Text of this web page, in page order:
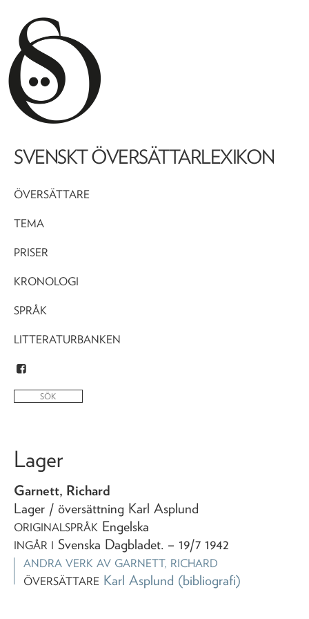
SVENSKT ÖVERSÄTTARLEXIKON
ÖVERSÄTTARE
TEMA
PRISER
KRONOLOGI
SPRÅK
LITTERATURBANKEN
Lager
Garnett, Richard
Lager / översättning Karl Asplund
ORIGINALSPRÅK Engelska
INGÅR I Svenska Dagbladet. – 19/7 1942
ANDRA VERK AV GARNETT, RICHARD
ÖVERSÄTTARE Karl Asplund (bibliografi)